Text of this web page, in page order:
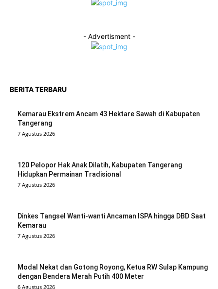
- Advertisment -
BERITA TERBARU
Kemarau Ekstrem Ancam 43 Hektare Sawah di Kabupaten
Tangerang
7 Agustus 2026
120 Pelopor Hak Anak Dilatih, Kabupaten Tangerang
Hidupkan Permainan Tradisional
7 Agustus 2026
Dinkes Tangsel Wanti-wanti Ancaman ISPA hingga DBD Saat
Kemarau
7 Agustus 2026
Modal Nekat dan Gotong Royong, Ketua RW Sulap Kampung
dengan Bendera Merah Putih 400 Meter
6 Agustus 2026